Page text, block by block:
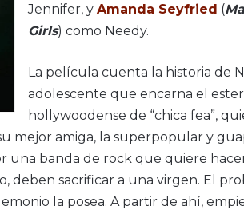
Jennifer, y Amanda Seyfried (
Girls) como Needy.
La película cuenta la historia de
adolescente que encarna el
hollywoodense de “chica fea”,
mejor amiga, la superpopular y
una banda de rock que quiere
deben sacrificar a una virgen. El
la posea. A partir de ahí,